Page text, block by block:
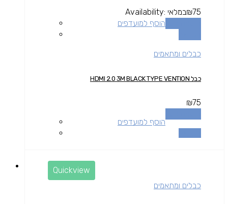
₪75
Availability: במלאי
הוסף למועדפים
כבלים ומתאמים
כבל HDMI 2.0 3M BLACK TYPE VENTION
₪75
הוסף למועדפים
Quickview
כבלים ומתאמים